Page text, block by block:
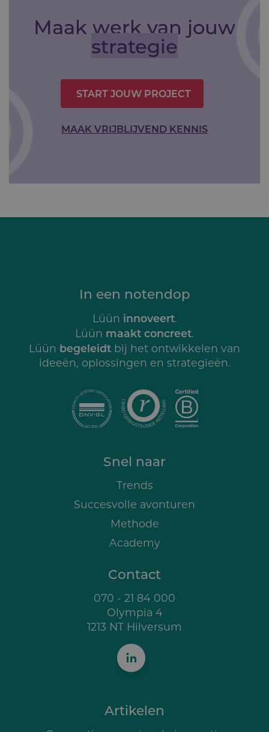
Maak werk van jouw
strategie
START JOUW PROJECT
MAAK VRIJBLIJVEND KENNIS
In een notendop
Lüün innoveert.
Lüün maakt concreet.
Lüün begeleidt bij het ontwikkelen van
ideeën, oplossingen en strategieën.
Snel naar
Trends
Succesvolle avonturen
Methode
Academy
Contact
070 - 21 84 000
Olympia 4
1213 NT Hilversum
Artikelen